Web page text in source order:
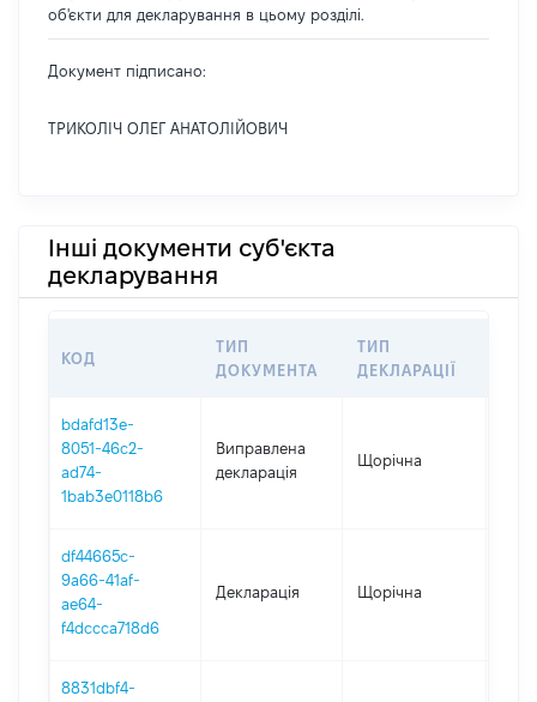
об'єкти для декларування в цьому розділі.
Документ підписано:
ТРИКОЛІЧ ОЛЕГ АНАТОЛІЙОВИЧ
Інші документи суб'єкта
декларування
КОД
ТИП
ДОКУМЕНТА
ТИП
ДЕКЛАРАЦІЇ
bdafd13e-
8051-46c2-
ad74-
1bab3e0118b6
Виправлена
декларація
Щорічна
df44665c-
9a66-41af-
ae64-
f4dccca718d6
Декларація Щорічна
8831dbf4-